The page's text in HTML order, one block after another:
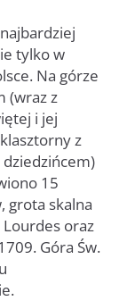
tylko w
Na górze
(wraz z
i jej
z
15
grota skalna
Lourdes oraz
Góra Św.